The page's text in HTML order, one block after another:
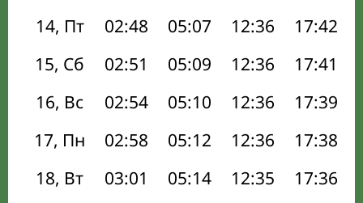
14, Пт
02:48 05:07 12:36 17:42
15, Сб
02:51 05:09 12:36 17:41
16, Вс
02:54 05:10 12:36 17:39
17, Пн
02:58 05:12 12:36 17:38
18, Вт
03:01 05:14 12:35 17:36